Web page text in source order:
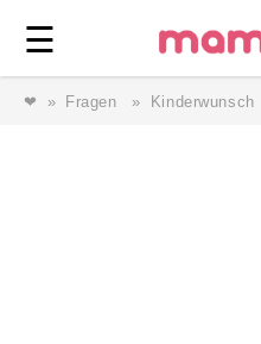
☰ ⎯ Wir
❤ Fragen Kinderwunsch